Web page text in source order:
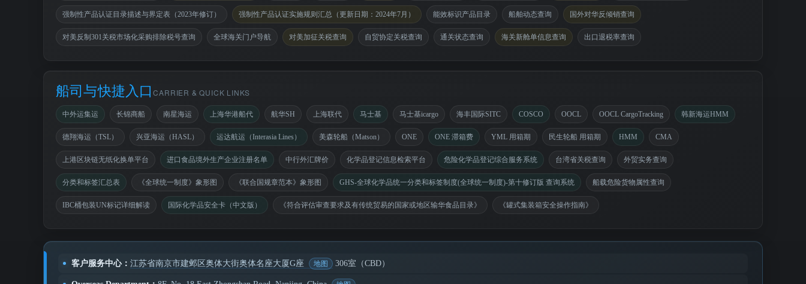
强制性产品认证目录描述与界定表（2023年修订） 强制性产品认证实施规则汇总（更新日期：2024年7月） 能效标识产品目录 船舶动态查询 国外对华反倾销查询
对美反制301关税市场化采购排除税号查询 全球海关门户导航 对美加征关税查询 自贸协定关税查询 通关状态查询 海关新舱单信息查询 出口退税率查询
船司与快捷入口CARRIER & QUICK LINKS
中外运集运 长锦商船 南星海运 上海华港船代 航华SH 上海联代 马士基 马士基icargo 海丰国际SITC COSCO OOCL OOCL CargoTracking 韩新海运HMM
德翔海运（TSL） 兴亚海运（HASL） 运达航运（Interasia Lines） 美森轮船（Matson） ONE ONE 滞箱费 YML 用箱期 民生轮船 用箱期 HMM CMA
上港区块链无纸化换单平台 进口食品境外生产企业注册名单 中行外汇牌价 化学品登记信息检索平台 危险化学品登记综合服务系统 台湾省关税查询 外贸实务查询
分类和标签汇总表 《全球统一制度》象形图 《联合国规章范本》象形图 GHS-全球化学品统一分类和标签制度(全球统一制度)-第十修订版 查询系统 船载危险货物属性查询
IBC桶包装UN标记详细解读 国际化学品安全卡（中文版） 《符合评估审查要求及有传统贸易的国家或地区输华食品目录》 《罐式集装箱安全操作指南》
客户服务中心： 江苏省南京市建邺区奥体大街奥体名座大厦G座 306室（CBD）